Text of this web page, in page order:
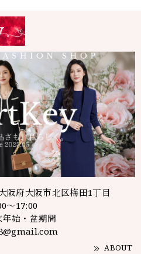
阪府大阪市北区梅田1丁目
～17:00
始・盆期間
ABOUT